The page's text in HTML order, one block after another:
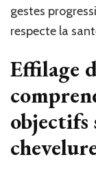
gestes
respecte la
Effilage
objectifs